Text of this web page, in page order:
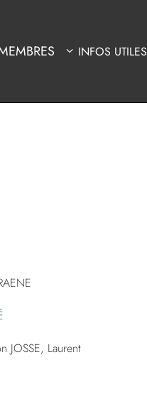
INFOS UTILES
JOSSE, Laurent